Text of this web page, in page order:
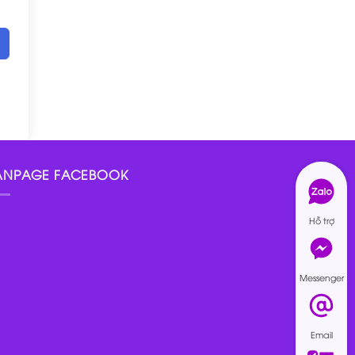
FACEBOOK
Hỗ trợ
Messenger
Email